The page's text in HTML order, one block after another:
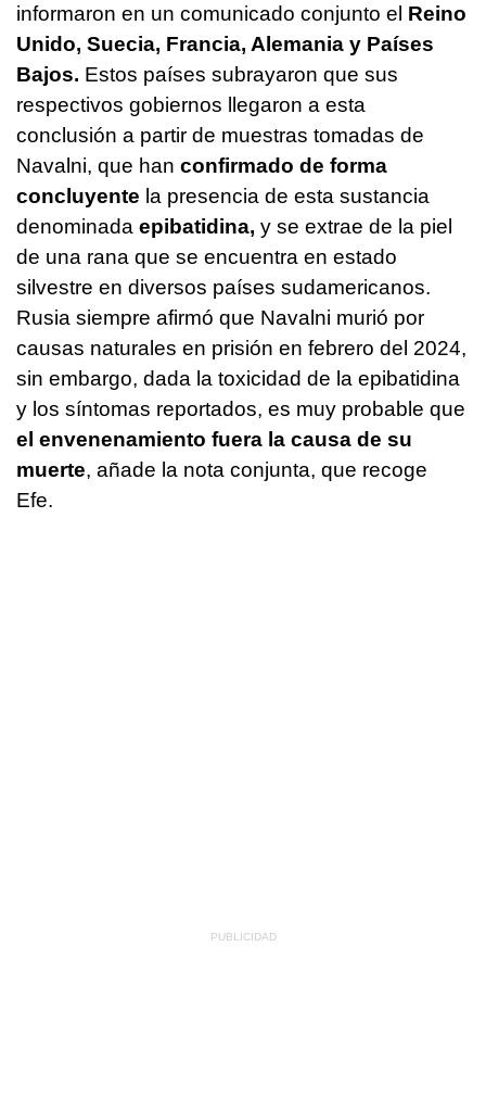
informaron en un comunicado conjunto el Reino
Unido, Suecia, Francia, Alemania y Países
Bajos. Estos países subrayaron que sus
respectivos gobiernos llegaron a esta
conclusión a partir de muestras tomadas de
Navalni, que han confirmado de forma
concluyente la presencia de esta sustancia
denominada epibatidina, y se extrae de la piel
de una rana que se encuentra en estado
silvestre en diversos países sudamericanos.
Rusia siempre afirmó que Navalni murió por
causas naturales en prisión en febrero del 2024,
sin embargo, dada la toxicidad de la epibatidina
y los síntomas reportados, es muy probable que
el envenenamiento fuera la causa de su
muerte, añade la nota conjunta, que recoge
Efe.